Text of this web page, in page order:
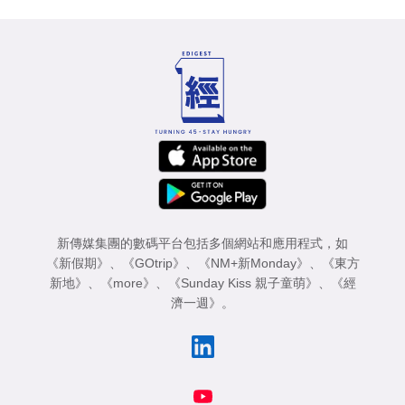
新傳媒集團的數碼平台包括多個網站和應用程式，如
《新假期》 、 《GOtrip》 、 《NM+新Monday》 、
《東方
新地》 、 《more》 、 《Sunday Kiss 親子童萌》 、
《經
濟一週》 。